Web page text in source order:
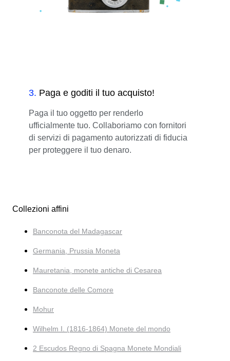
3. Paga e goditi il tuo acquisto!
Paga il tuo oggetto per renderlo
ufficialmente tuo. Collaboriamo con fornitori
di servizi di pagamento autorizzati di fiducia
per proteggere il tuo denaro.
Collezioni affini
Banconota del Madagascar
Germania, Prussia Moneta
Mauretania, monete antiche di Cesarea
Banconote delle Comore
Mohur
Wilhelm I. (1816-1864) Monete del mondo
2 Escudos Regno di Spagna Monete Mondiali